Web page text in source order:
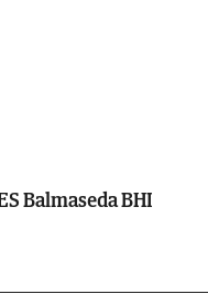
Balmaseda BHI